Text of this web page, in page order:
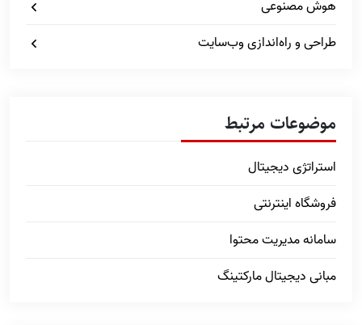
هوش مصنوعی
طراحی و راه‌اندازی وب‌سایت
موضوعات مرتبط
استراتژی دیجیتال
فروشگاه اینترنتی
سامانه مدیریت محتوا
مبانی دیجیتال مارکتینگ